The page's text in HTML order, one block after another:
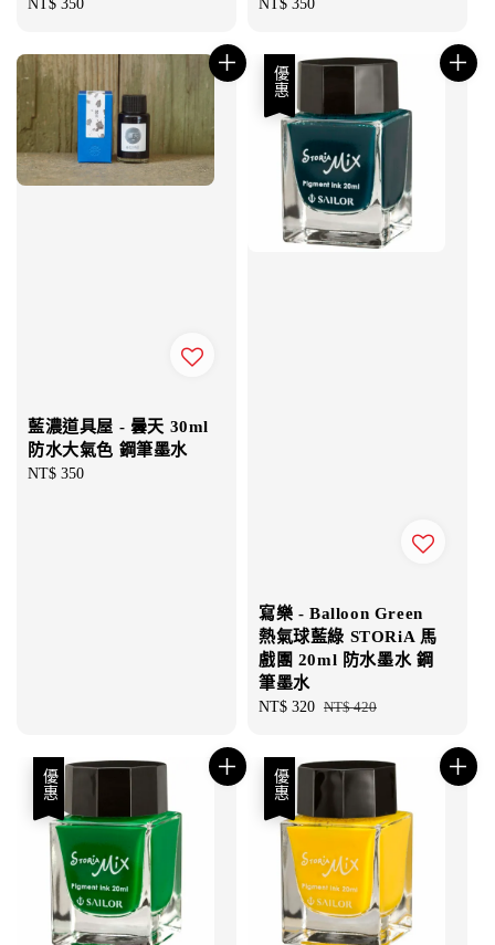
Regular
NT$ 350
Regular
NT$ 350
藍濃道具屋 - 曇天 30ml
防水大氣色 鋼筆墨水
Regular
NT$ 350
優惠
寫樂 - Balloon Green
熱氣球藍綠 STORiA 馬
戲團 20ml 防水墨水 鋼
筆墨水
Sale
NT$ 320 Regular
NT$ 420
優惠 優惠